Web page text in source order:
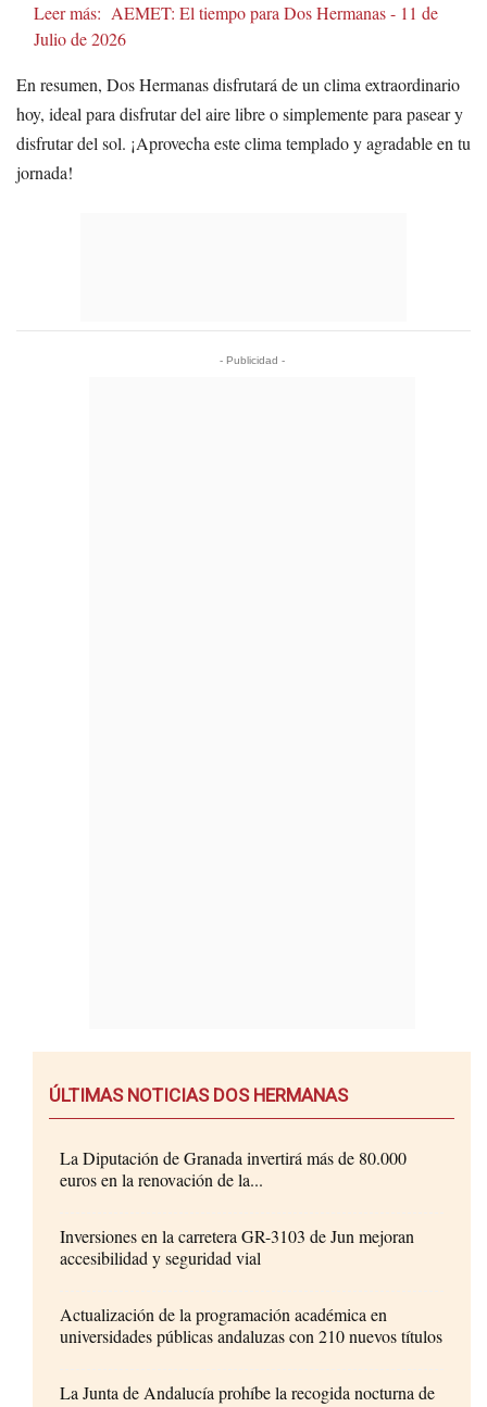
Leer más: AEMET: El tiempo para Dos Hermanas - 11 de
Julio de 2026
En resumen, Dos Hermanas disfrutará de un clima extraordinario
hoy, ideal para disfrutar del aire libre o simplemente para pasear y
disfrutar del sol. ¡Aprovecha este clima templado y agradable en tu
jornada!
- Publicidad -
ÚLTIMAS NOTICIAS DOS HERMANAS
La Diputación de Granada invertirá más de 80.000
euros en la renovación de la...
Inversiones en la carretera GR-3103 de Jun mejoran
accesibilidad y seguridad vial
Actualización de la programación académica en
universidades públicas andaluzas con 210 nuevos títulos
La Junta de Andalucía prohíbe la recogida nocturna de